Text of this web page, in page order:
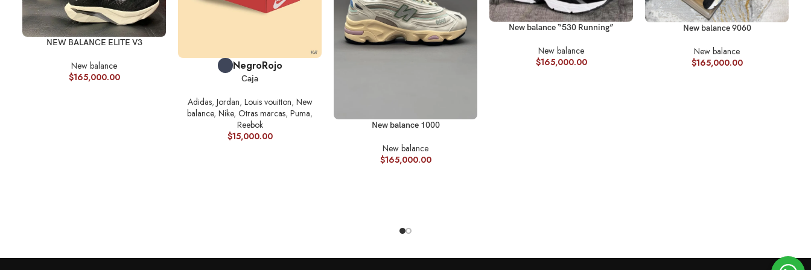
SELECCIONAR OPCIONES
NEW BALANCE ELITE V3
New balance
$165,000.00
SELECCIONAR OPCIONES
NegroRojo
Caja
Adidas, Jordan, Louis vouitton, New
balance, Nike, Otras marcas, Puma,
Reebok
$15,000.00
SELECCIONAR OPCIONES
New balance 1000
New balance
$165,000.00
SELECCIONAR OPCIONES
New balance “530 Running”
New balance
$165,000.00
SELECCIONAR OPCIONES
New balance 9060
New balance
$165,000.00